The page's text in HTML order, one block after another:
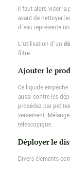
Il faut alors vider la
avant de nettoyer
d’eau représente
L’utilisation d’un
filtre.
Ajouter le
Ce liquide
aussi contre les
procédez par
versement.
télescopique.
Déployer le
Divers éléments